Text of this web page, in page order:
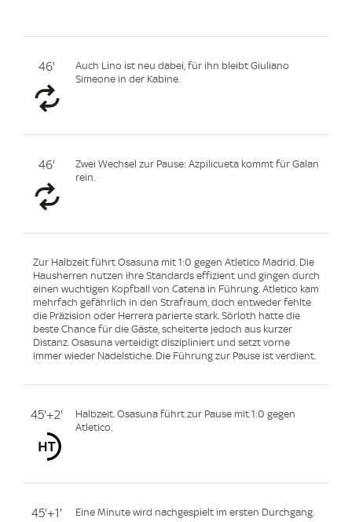
46'
Auch Lino ist neu dabei, für ihn bleibt Giuliano
Simeone in der Kabine.
46'
Zwei Wechsel zur Pause: Azpilicueta kommt für Galan
rein.
Zur Halbzeit führt Osasuna mit 1:0 gegen Atletico Madrid. Die
Hausherren nutzen ihre Standards effizient und gingen durch
einen wuchtigen Kopfball von Catena in Führung. Atletico kam
mehrfach gefährlich in den Strafraum, doch entweder fehlte
die Präzision oder Herrera parierte stark. Sörloth hatte die
beste Chance für die Gäste, scheiterte jedoch aus kurzer
Distanz. Osasuna verteidigt diszipliniert und setzt vorne
immer wieder Nadelstiche. Die Führung zur Pause ist verdient.
45'+2'
Halbzeit. Osasuna führt zur Pause mit 1:0 gegen
Atletico.
45'+1' Eine Minute wird nachgespielt im ersten Durchgang.